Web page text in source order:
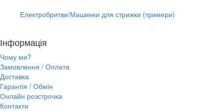
Електробритви/Машинки для стрижки (тримери)
Інформація
Чому ми?
Замовлення / Оплата
Доставка
Гарантія / Обмін
Онлайн розстрочка
Контакти